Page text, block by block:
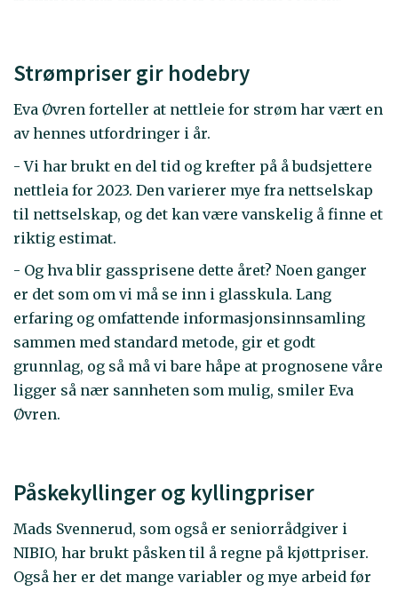
Strømpriser gir hodebry
Eva Øvren forteller at nettleie for strøm har vært en
av hennes utfordringer i år.
- Vi har brukt en del tid og krefter på å budsjettere
nettleia for 2023. Den varierer mye fra nettselskap
til nettselskap, og det kan være vanskelig å finne et
riktig estimat.
- Og hva blir gassprisene dette året? Noen ganger
er det som om vi må se inn i glasskula. Lang
erfaring og omfattende informasjonsinnsamling
sammen med standard metode, gir et godt
grunnlag, og så må vi bare håpe at prognosene våre
ligger så nær sannheten som mulig, smiler Eva
Øvren.
Påskekyllinger og kyllingpriser
Mads Svennerud, som også er seniorrådgiver i
NIBIO, har brukt påsken til å regne på kjøttpriser.
Også her er det mange variabler og mye arbeid før